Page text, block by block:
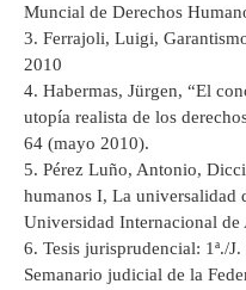
Muncial de Derechos
3. Ferrajoli, Luigi,
2010
4. Habermas, Jürgen, “El
utopía realista de los
64 (mayo 2010).
5. Pérez Luño, Antonio,
humanos I, La universalidad
Universidad Internacional
6. Tesis jurisprudencial: 1ª./
Semanario judicial de la